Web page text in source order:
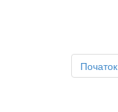
Початок